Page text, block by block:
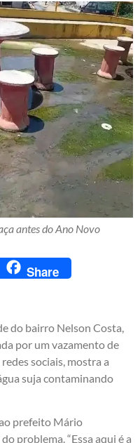
antes do Ano Novo
Share
do bairro Nelson Costa,
por um vazamento de
redes sociais, mostra a
suja contaminando
prefeito Mário
problema. “Essa aqui é a